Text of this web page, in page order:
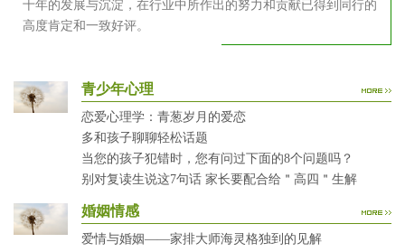
十年的发展与沉淀，在行业中所作出的努力和贡献已得到同行的
高度肯定和一致好评。
青少年心理
恋爱心理学：青葱岁月的爱恋
多和孩子聊聊轻松话题
当您的孩子犯错时，您有问过下面的8个问题吗？
别对复读生说这7句话 家长要配合给＂高四＂生解
婚姻情感
爱情与婚姻——家排大师海灵格独到的见解